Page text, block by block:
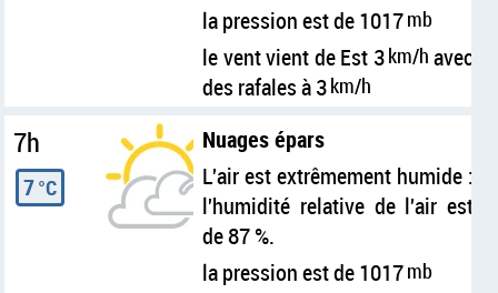
la pression est de 1017mb
le vent vient de Est 3km/h avec
des rafales à 3km/h
7h
7°C
Nuages épars
L'air est extrêmement humide :
l'humidité relative de l'air est
de 87 %.
la pression est de 1017mb